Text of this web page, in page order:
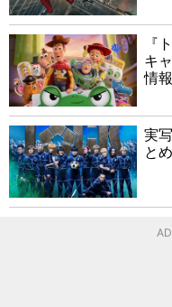
『
キ
情
実
とめ